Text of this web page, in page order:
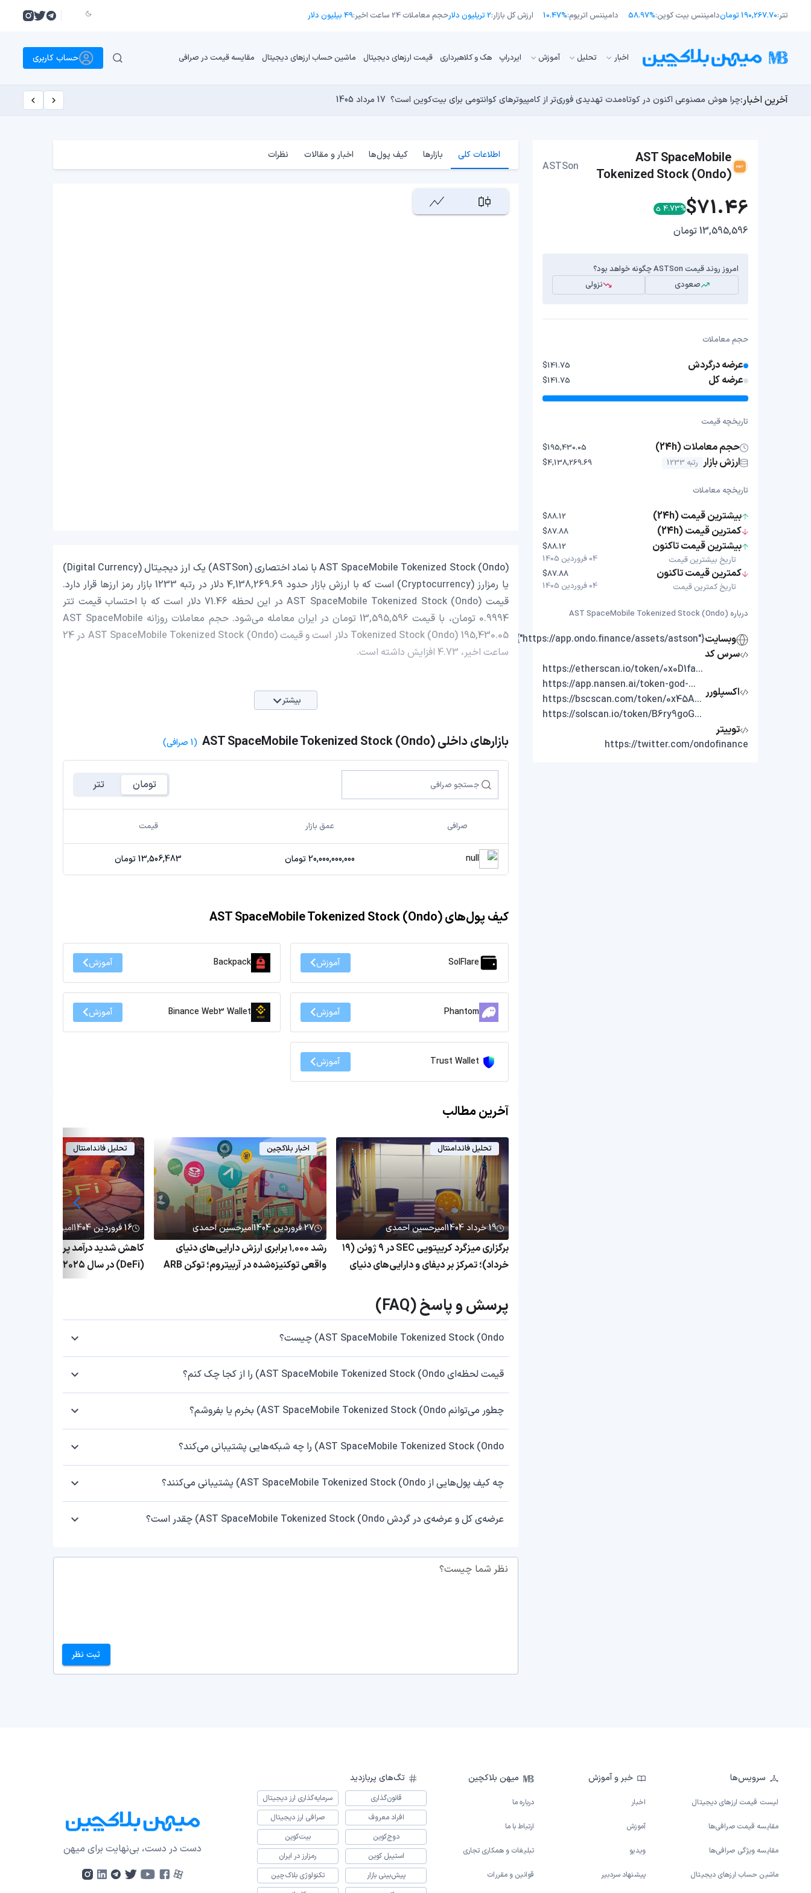
تتر:190,267.70 تومان دامیننس بیت کوین:58.97% دامیننس اتریوم:10.47% ارزش کل بازار:2 تریلیون دلار حجم معاملات 24 ساعت اخیر: 49 بیلیون دلار
اﺧﺒﺎر تحلیل آموزش ایردراپ هک و کلاهبرداری قیمت ارزهای دیجیتال ماشین حساب ارزهای دیجیتال مقایسه قیمت در صرافی حساب کاربری
آخرین اخبار:چرا هوش مصنوعی اکنون در کوتاه‌مدت تهدیدی فوری‌تر از کامپیوترهای کوانتومی برای بیت‌کوین است؟ 17 مرداد 1405 مایکل ترپین: متاسفم، بیت‌کوین به سمت ۴۳,۵۰۰ دلار در حال سقوط است 16 مرداد 1405 توسعه‌دهندگان بیت‌کوین ۸۵ باگ بحرانی را در یک وضعیت «فوق‌العاده بد» شناسایی کردند 15 مرداد 1405 اوج‌گیری طلا با تقاضای چین؛ چرا قیمت بیت کوین در ۶۴ هزار دلار درجا می‌زند؟ 15 مرداد 1405
بدترین نمودار برای گاوهای بیت کوین؛ آیا دوران رالی‌های نجومی به پایان رسیده است؟ 14 مرداد 1405
AST SpaceMobile
Tokenized Stock (Ondo)
ASTSon
$71.46
4.73%
13,595,596 تومان
امروز روند قیمت ASTSon چگونه خواهد بود؟
صعودی
نزولی
حجم معاملات
عرضه درگردش $141.75
عرضه کل $141.75
تاریخچه قیمت
حجم معاملات (24h) $195,430.05
ارزش بازار رتبه 1233 $4,138,269.69
تاریخچه معاملات
بیشترین قیمت (24h) $88.12
کمترین قیمت (24h) $87.88
بیشترین قیمت تاکنون
تاریخ بیشترین قیمت
$88.12
04 فروردین 1405
کمترین قیمت تاکنون
تاریخ کمترین قیمت
$87.88
04 فروردین 1405
درباره AST SpaceMobile Tokenized Stock (Ondo)
وبسایت{"https://app.ondo.finance/assets/astson"}
سرس کد
اکسپلورر
https://etherscan.io/token/0x0D1fa4E1E3719945899Ef7b02840627Df46aF44A
https://app.nansen.ai/token-god-mode?chain=ethereum&tab=transactions&tokenAddress=0x0D1fa4E1E3719945899Ef7b02840627Df46aF44A
https://bscscan.com/token/0x45Abf29515bc23F8c0Ed2a06584444cE473A75FB
https://solscan.io/token/B6ry9goGNvVbhq7gWHzs3p6emJ1gLaMhu4By9TTondo
توییتر
https://twitter.com/ondofinance
اطلاعات کلی بازارها کیف پول‌ها اخبار و مقالات نظرات
AST SpaceMobile Tokenized Stock (Ondo) با نماد اختصاری (ASTSon) یک ارز دیجیتال (Digital Currency)
یا رمزارز (Cryptocurrency) است که با ارزش بازار حدود 4,138,269.69 دلار در رتبه 1233 بازار رمز ارزها قرار دارد.
قیمت AST SpaceMobile Tokenized Stock (Ondo) در این لحظه 71.46 دلار است که با احتساب قیمت تتر
0.9994 تومان، با قیمت 13,595,596 تومان در ایران معامله می‌شود. حجم معاملات روزانه AST SpaceMobile
Tokenized Stock (Ondo) 195,430.05 دلار است و قیمت AST SpaceMobile Tokenized Stock (Ondo) در 24
ساعت اخیر، 4.73 افزایش داشته است.
بیشتر
بازارهای داخلی AST SpaceMobile Tokenized Stock (Ondo) (1 صرافی)
تومان تتر
صرافی عمق بازار قیمت
null 20,000,000,000 تومان 13,506,483 تومان
کیف پول‌های AST SpaceMobile Tokenized Stock (Ondo)
SolFlare آموزش Backpack آموزش
Phantom آموزش Binance Web3 Wallet آموزش
Trust Wallet آموزش
آخرین مطالب
تحلیل فاندامنتال
19 خرداد 1404 امیرحسین احمدی
برگزاری میزگرد کریپتویی SEC در ۹ ژوئن (۱۹
خرداد)؛ تمرکز بر دیفای و دارایی‌های دنیای
اخبار بلاکچین
27 فروردین 1404 امیرحسین احمدی
رشد ۱٬۰۰۰ برابری ارزش دارایی‌های دنیای
واقعی توکنیزه‌شده در آربیتروم؛ توکن ARB
تحلیل فاندامنتال
16 فروردین 1404 امیرحسین احمدی
کاهش شدید درآمد پروتکل‌های دیفای
غیرمتمرکز ادامه دارد
پرسش و پاسخ (FAQ)
AST SpaceMobile Tokenized Stock (Ondo) چیست؟
قیمت لحظه‌ای AST SpaceMobile Tokenized Stock (Ondo) را از کجا چک کنم؟
چطور می‌توانم AST SpaceMobile Tokenized Stock (Ondo) بخرم یا بفروشم؟
AST SpaceMobile Tokenized Stock (Ondo) را چه شبکه‌هایی پشتیبانی می‌کند؟
چه کیف پول‌هایی از AST SpaceMobile Tokenized Stock (Ondo) پشتیبانی می‌کنند؟
عرضه‌ی کل و عرضه‌ی در گردش AST SpaceMobile Tokenized Stock (Ondo) چقدر است؟
نظر شما چیست؟
ثبت نظر
سرویس‌ها
لیست قیمت ارزهای دیجیتال
مقایسه قیمت صرافی‌ها
مقایسه ویژگی صرافی‌ها
ماشین حساب ارزهای دیجیتال
خبر و آموزش
اخبار
آموزش
ویدیو
پیشنهاد سردبیر
میهن بلاکچین
درباره ما
ارتباط با ما
تبلیغات و همکاری تجاری
قوانین و مقررات
تگ‌های پربازدید
قانون‌گذاری
سرمایه‌گذاری ارز دیجیتال
افراد معروف
صرافی ارز دیجیتال
دوج‌کوین
بیت‌کوین
استیبل کوین
رمزارز در ایران
پیش‌بینی بازار
تکنولوژی بلاک‌چین
دست در دست، بی‌نهایت برای میهن